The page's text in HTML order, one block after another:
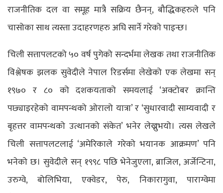
राजनीतिक दल वा समूह मात्रै सक्रिय छैनन्, बौद्धिकहरुले पनि
चासोका साथ त्यस्ता उदाहरणहरु अघि सार्ने गरेको पाइन्छ।
चिली सत्तापलटको ५० वर्ष पुगेको सन्दर्भमा लेखक तथा राजनीतिक
विश्लेषक झलक सुवेदीले नेपाल रिडर्समा लेखेको एक लेखमा सन्
१९७० र ८० को दशकयताको समयलाई ‘अक्टोबर क्रान्ति
पछ्याइरहेको वामपन्थको ओरालो यात्रा’ र ‘सुधारवादी साम्यवादी र
बृहत्तर वामपन्थको उत्थानको संकेत’ भनेर लेख्नुभयो। त्यस लेखले
चिली सत्तापलटलाई ‘अमेरिकाले गरेको भयानक आक्रमण’ पनि
भनेको छ। सुवेदीले सन् १९९८ पछि भेनेजुएला, ब्राजिल, अर्जेन्टिना,
उरुग्वे, बोलिभिया, एक्वेडर, पेरु, निकारागुवा, पाराग्वेमा